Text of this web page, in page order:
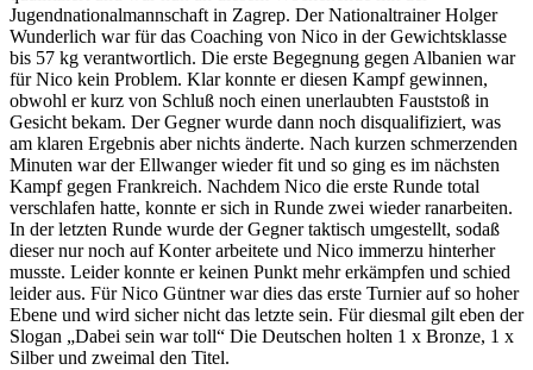
Jugendnationalmannschaft in Zagrep. Der Nationaltrainer Holger
Wunderlich war für das Coaching von Nico in der Gewichtsklasse
bis 57 kg verantwortlich. Die erste Begegnung gegen Albanien war
für Nico kein Problem. Klar konnte er diesen Kampf gewinnen,
obwohl er kurz von Schluß noch einen unerlaubten Fauststoß in
Gesicht bekam. Der Gegner wurde dann noch disqualifiziert, was
am klaren Ergebnis aber nichts änderte. Nach kurzen schmerzenden
Minuten war der Ellwanger wieder fit und so ging es im nächsten
Kampf gegen Frankreich. Nachdem Nico die erste Runde total
verschlafen hatte, konnte er sich in Runde zwei wieder ranarbeiten.
In der letzten Runde wurde der Gegner taktisch umgestellt, sodaß
dieser nur noch auf Konter arbeitete und Nico immerzu hinterher
musste. Leider konnte er keinen Punkt mehr erkämpfen und schied
leider aus. Für Nico Güntner war dies das erste Turnier auf so hoher
Ebene und wird sicher nicht das letzte sein. Für diesmal gilt eben der
Slogan „Dabei sein war toll“ Die Deutschen holten 1 x Bronze, 1 x
Silber und zweimal den Titel.